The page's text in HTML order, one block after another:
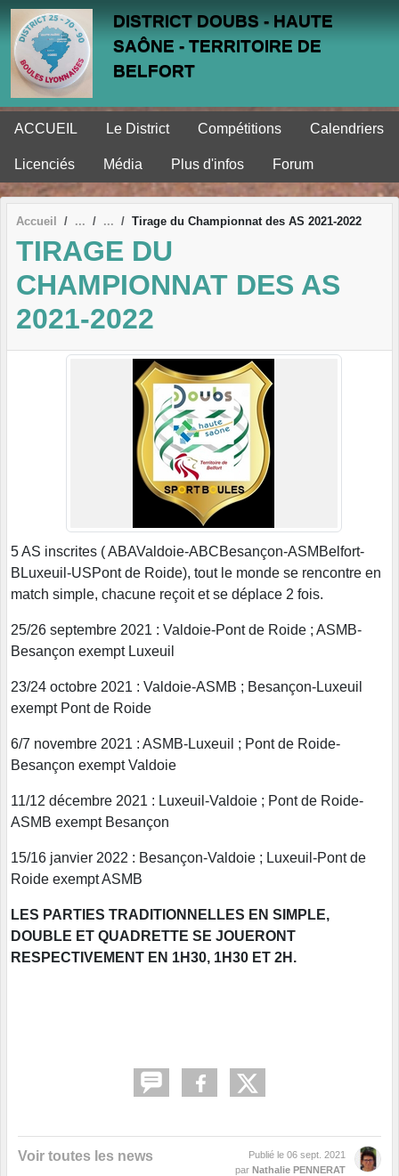
DISTRICT DOUBS - HAUTE
SAÔNE - TERRITOIRE DE
BELFORT
ACCUEIL Le District Compétitions Calendriers
Licenciés Média Plus d'infos Forum
Accueil Tirage du Championnat des AS 2021-2022
TIRAGE DU
CHAMPIONNAT DES AS
2021-2022
5 AS inscrites ( ABAValdoie-ABCBesançon-ASMBelfort-
BLuxeuil-USPont de Roide), tout le monde se rencontre en
match simple, chacune reçoit et se déplace 2 fois.
25/26 septembre 2021 : Valdoie-Pont de Roide ; ASMB-
Besançon exempt Luxeuil
23/24 octobre 2021 : Valdoie-ASMB ; Besançon-Luxeuil
exempt Pont de Roide
6/7 novembre 2021 : ASMB-Luxeuil ; Pont de Roide-
Besançon exempt Valdoie
11/12 décembre 2021 : Luxeuil-Valdoie ; Pont de Roide-
ASMB exempt Besançon
15/16 janvier 2022 : Besançon-Valdoie ; Luxeuil-Pont de
Roide exempt ASMB
LES PARTIES TRADITIONNELLES EN SIMPLE,
DOUBLE ET QUADRETTE SE JOUERONT
RESPECTIVEMENT EN 1H30, 1H30 ET 2H.
Voir toutes les news Publié le 06 sept. 2021
par Nathalie PENNERAT
Panneau de gestion des cookies